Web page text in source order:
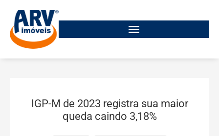
IGP-M de 2023 registra sua maior
queda caindo 3,18%